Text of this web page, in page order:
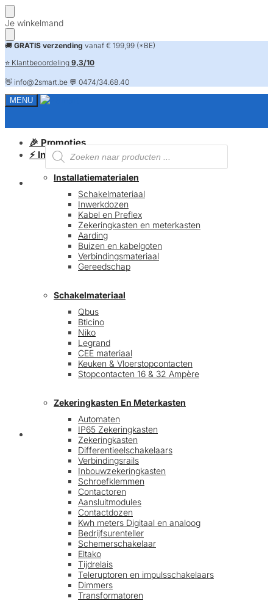
Skip
to
navigation
Skip
to
content
Je winkelmand
🚚 GRATIS verzending vanaf € 199,99 (*BE)
⭐ Klantbeoordeling 9,3/10
👋 info@2smart.be 💬 0474/34.68.40
MENU
Producten
zoeken
FAQ
🎉 Promoties
⚡ Installatiematerialen
Installatiematerialen
Schakelmateriaal
Inwerkdozen
Kabel en Preflex
Zekeringkasten en meterkasten
Aarding
Buizen en kabelgoten
Verbindingsmateriaal
Gereedschap
Schakelmateriaal
Qbus
Bticino
Niko
Legrand
CEE materiaal
Keuken & Vloerstopcontacten
Stopcontacten 16 & 32 Ampère
Zekeringkasten En Meterkasten
Automaten
IP65 Zekeringkasten
Zekeringkasten
Differentieelschakelaars
Verbindingsrails
Inbouwzekeringkasten
Schroefklemmen
Contactoren
Aansluitmodules
Contactdozen
Kwh meters Digitaal en analoog
Bedrijfsurenteller
Schemerschakelaar
Eltako
Tijdrelais
Teleruptoren en impulsschakelaars
Dimmers
Transformatoren